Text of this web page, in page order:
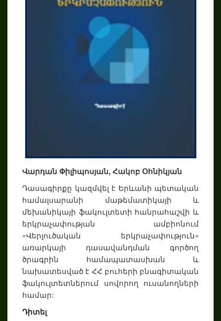
Վարդան Փիլիպոսյան, Հակոբ Օհնիկյան
Դասագիրքը կազմվել է Երևանի պետական
համալսարանի մաթեմատիկայի և
մեխանիկայի ֆակուլտետի հանրահաշվի և
երկրաչափության ամբիոնում
«Վերլուծական երկրաչափություն»
առարկայի դասավանդման գործող
ծրագրին համապատասխան և
նախատեսված է ՀՀ բուհերի բնագիտական
ֆակուլտետներում սովորող ուսանողների
համար:
Դիտել